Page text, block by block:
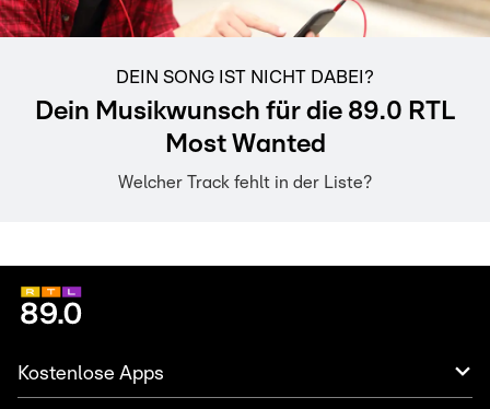
DEIN SONG IST NICHT DABEI?
Dein Musikwunsch für die 89.0 RTL
Most Wanted
Welcher Track fehlt in der Liste?
Kostenlose Apps